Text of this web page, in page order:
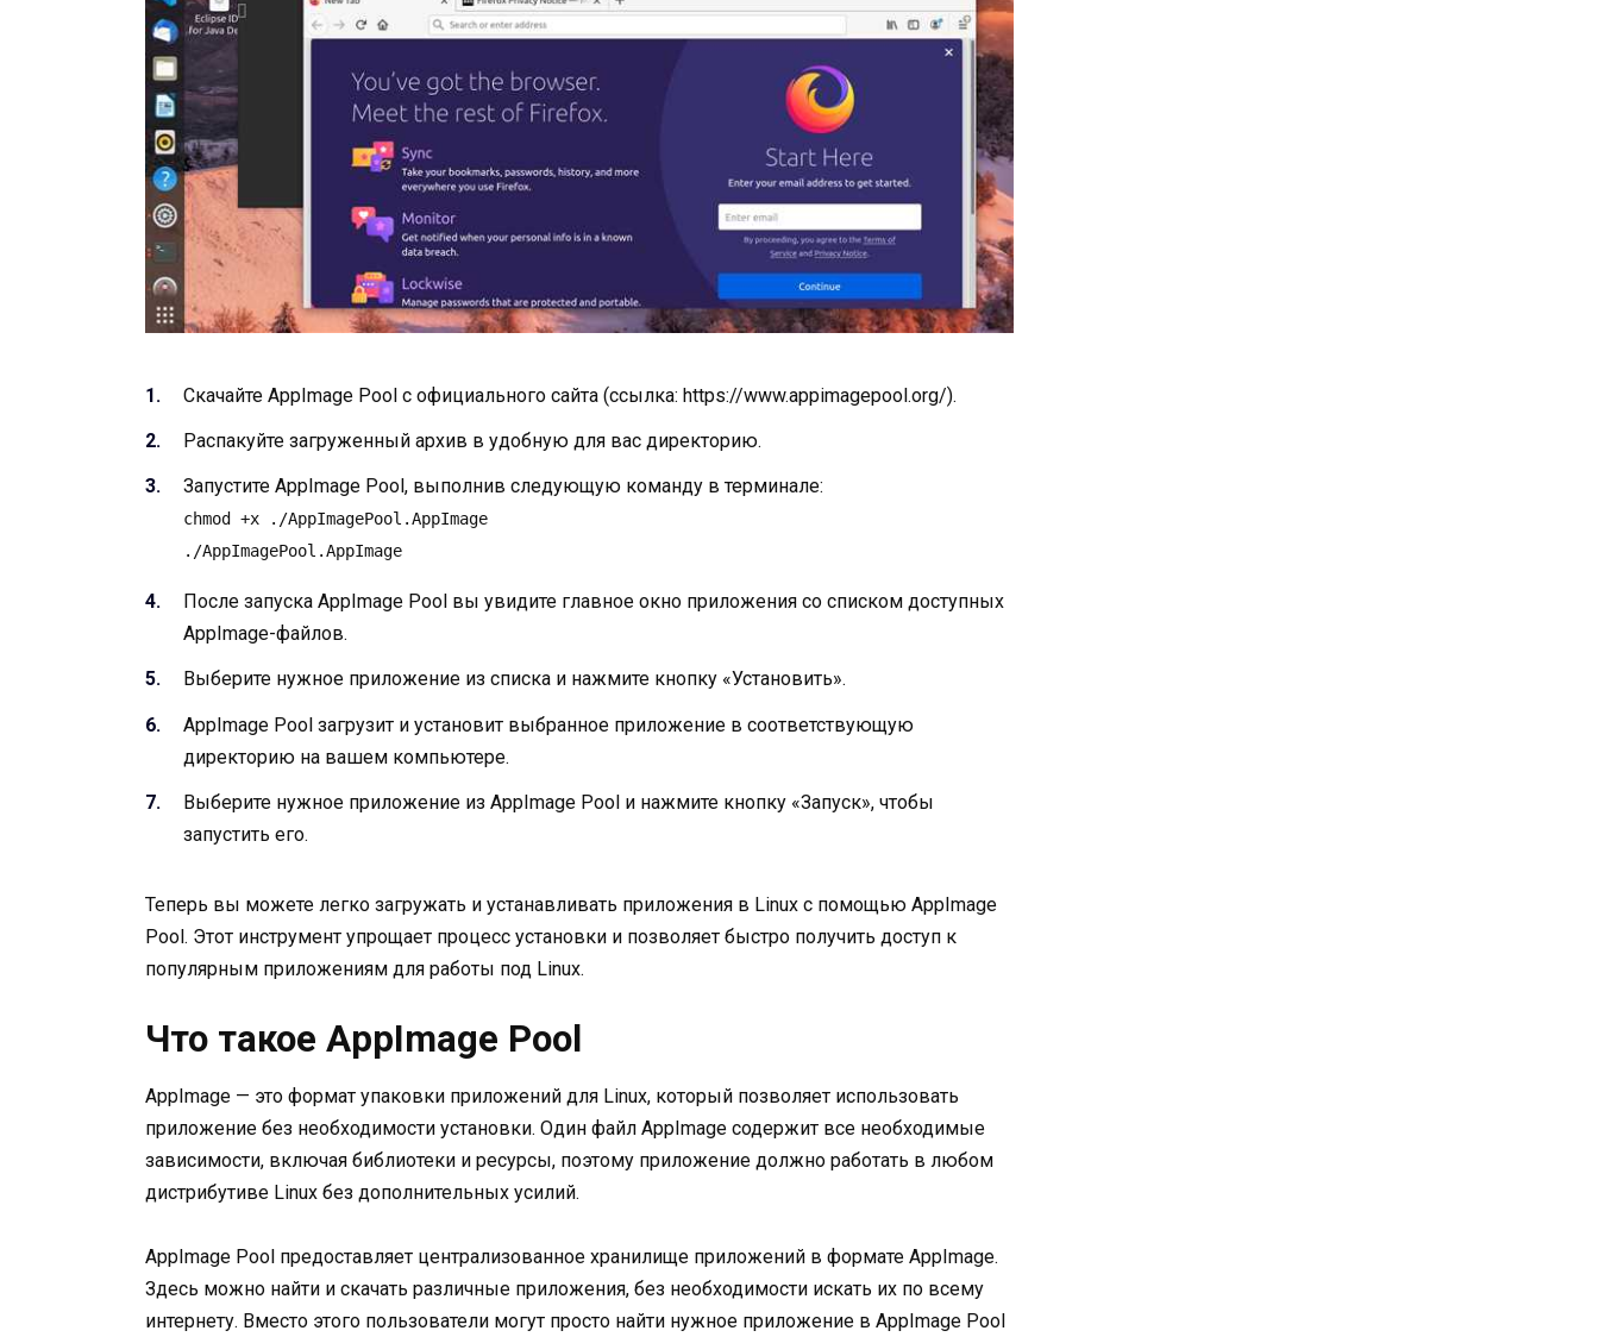
Скачайте AppImage Pool с официального сайта (ссылка: https://www.appimagepool.org/).
Распакуйте загруженный архив в удобную для вас директорию.
Запустите AppImage Pool, выполнив следующую команду в терминале:
chmod +x ./AppImagePool.AppImage
./AppImagePool.AppImage
После запуска AppImage Pool вы увидите главное окно приложения со списком доступных
AppImage-файлов.
Выберите нужное приложение из списка и нажмите кнопку «Установить».
AppImage Pool загрузит и установит выбранное приложение в соответствующую
директорию на вашем компьютере.
Выберите нужное приложение из AppImage Pool и нажмите кнопку «Запуск», чтобы
запустить его.
Теперь вы можете легко загружать и устанавливать приложения в Linux с помощью AppImage
Pool. Этот инструмент упрощает процесс установки и позволяет быстро получить доступ к
популярным приложениям для работы под Linux.
Что такое AppImage Pool
AppImage — это формат упаковки приложений для Linux, который позволяет использовать
приложение без необходимости установки. Один файл AppImage содержит все необходимые
зависимости, включая библиотеки и ресурсы, поэтому приложение должно работать в любом
дистрибутиве Linux без дополнительных усилий.
AppImage Pool предоставляет централизованное хранилище приложений в формате AppImage.
Здесь можно найти и скачать различные приложения, без необходимости искать их по всему
интернету. Вместо этого пользователи могут просто найти нужное приложение в AppImage Pool